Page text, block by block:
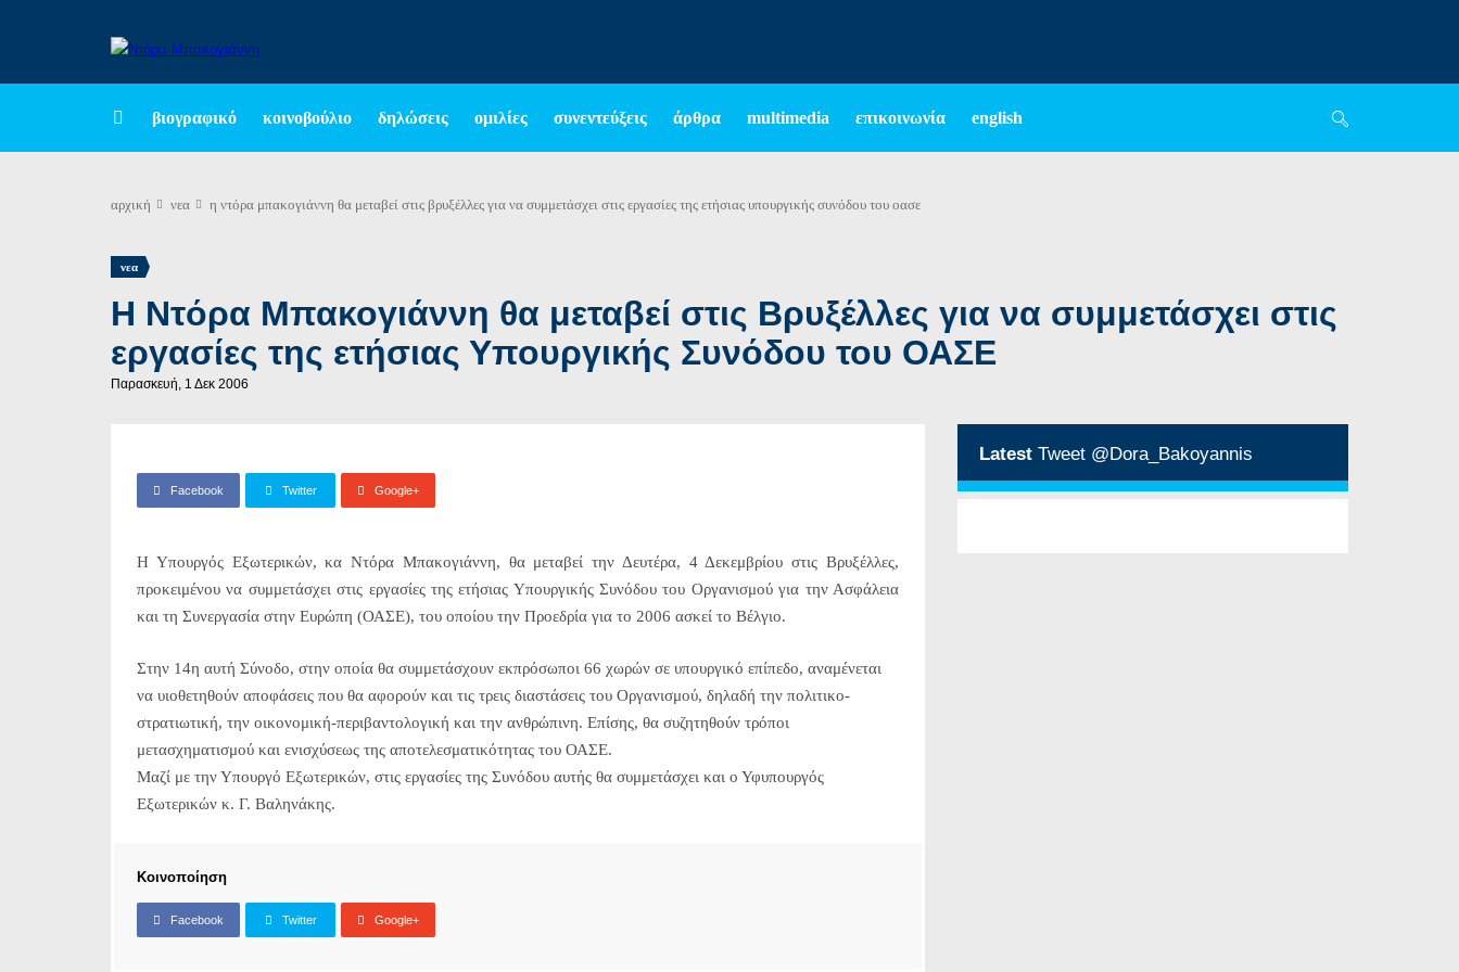
βιογραφικό κοινοβούλιο δηλώσεις ομιλίες συνεντεύξεις άρθρα multimedia επικοινωνία english
αρχική νεα η ντόρα μπακογιάννη θα μεταβεί στις βρυξέλλες για να συμμετάσχει στις εργασίες της ετήσιας υπουργικής συνόδου του οασε
νεα
Η Ντόρα Μπακογιάννη θα μεταβεί στις Βρυξέλλες για να συμμετάσχει στις
εργασίες της ετήσιας Υπουργικής Συνόδου του ΟΑΣΕ
Παρασκευή, 1 Δεκ 2006
Facebook Twitter Google+
Η Υπουργός Εξωτερικών, κα Ντόρα Μπακογιάννη, θα μεταβεί την Δευτέρα, 4 Δεκεμβρίου στις Βρυξέλλες,
προκειμένου να συμμετάσχει στις εργασίες της ετήσιας Υπουργικής Συνόδου του Οργανισμού για την Ασφάλεια
και τη Συνεργασία στην Ευρώπη (ΟΑΣΕ), του οποίου την Προεδρία για το 2006 ασκεί το Βέλγιο.
Στην 14η αυτή Σύνοδο, στην οποία θα συμμετάσχουν εκπρόσωποι 66 χωρών σε υπουργικό επίπεδο, αναμένεται
να υιοθετηθούν αποφάσεις που θα αφορούν και τις τρεις διαστάσεις του Οργανισμού, δηλαδή την πολιτικο-
στρατιωτική, την οικονομική-περιβαντολογική και την ανθρώπινη. Επίσης, θα συζητηθούν τρόποι
μετασχηματισμού και ενισχύσεως της αποτελεσματικότητας του ΟΑΣΕ.
Μαζί με την Υπουργό Εξωτερικών, στις εργασίες της Συνόδου αυτής θα συμμετάσχει και ο Υφυπουργός
Εξωτερικών κ. Γ. Βαληνάκης.
Κοινοποίηση
Facebook Twitter Google+
Latest Tweet @Dora_Bakoyannis